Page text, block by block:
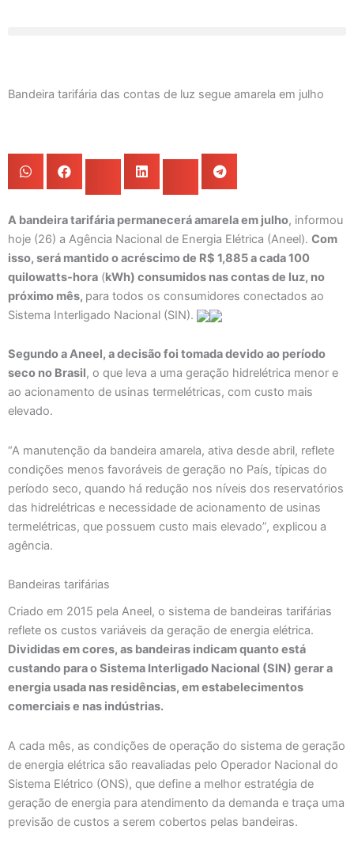
Bandeira tarifária das contas de luz segue amarela em julho
A bandeira tarifária permanecerá amarela em julho, informou
hoje (26) a Agência Nacional de Energia Elétrica (Aneel). Com
isso, será mantido o acréscimo de R$ 1,885 a cada 100
quilowatts-hora (kWh) consumidos nas contas de luz, no
próximo mês, para todos os consumidores conectados ao
Sistema Interligado Nacional (SIN).
Segundo a Aneel, a decisão foi tomada devido ao período
seco no Brasil, o que leva a uma geração hidrelétrica menor e
ao acionamento de usinas termelétricas, com custo mais
elevado.
“A manutenção da bandeira amarela, ativa desde abril, reflete
condições menos favoráveis de geração no País, típicas do
período seco, quando há redução nos níveis dos reservatórios
das hidrelétricas e necessidade de acionamento de usinas
termelétricas, que possuem custo mais elevado”, explicou a
agência.
Bandeiras tarifárias
Criado em 2015 pela Aneel, o sistema de bandeiras tarifárias
reflete os custos variáveis da geração de energia elétrica.
Divididas em cores, as bandeiras indicam quanto está
custando para o Sistema Interligado Nacional (SIN) gerar a
energia usada nas residências, em estabelecimentos
comerciais e nas indústrias.
A cada mês, as condições de operação do sistema de geração
de energia elétrica são reavaliadas pelo Operador Nacional do
Sistema Elétrico (ONS), que define a melhor estratégia de
geração de energia para atendimento da demanda e traça uma
previsão de custos a serem cobertos pelas bandeiras.